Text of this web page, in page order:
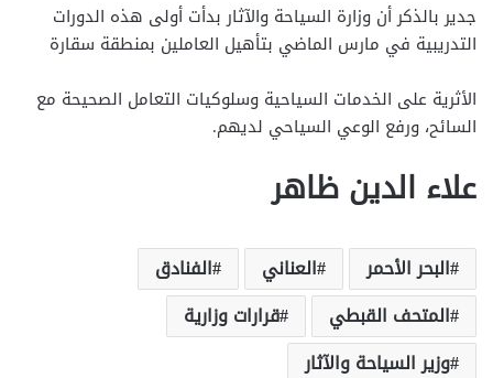
جدير بالذكر أن وزارة السياحة والآثار بدأت أولى هذه الدورات
التدريبية في مارس الماضي بتأهيل العاملين بمنطقة سقارة
الأثرية على الخدمات السياحية وسلوكيات التعامل الصحيحة مع
السائح، ورفع الوعي السياحي لديهم.
علاء الدين ظاهر
البحر الأحمر العناني
الفنادق
المتحف القبطي
قرارات وزارية
وزير السياحة والآثار